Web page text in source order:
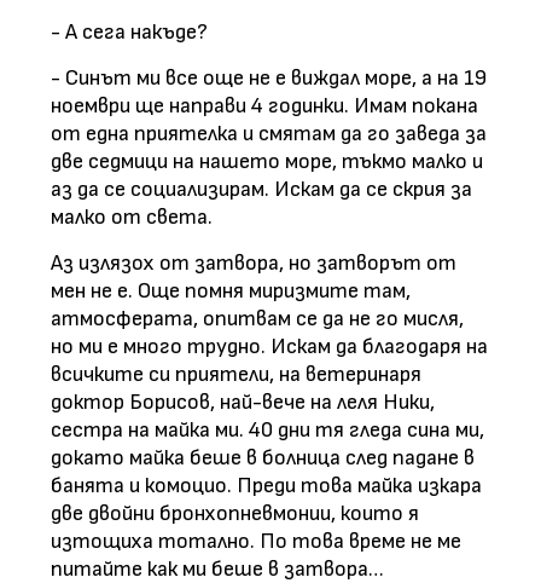
- А сега накъде?
- Синът ми все още не е виждал море, а на 19
ноември ще направи 4 годинки. Имам покана
от една приятелка и смятам да го заведа за
две седмици на нашето море, тъкмо малко и
аз да се социализирам. Искам да се скрия за
малко от света.
Аз излязох от затвора, но затворът от
мен не е. Още помня миризмите там,
атмосферата, опитвам се да не го мисля,
но ми е много трудно. Искам да благодаря на
всичките си приятели, на ветеринаря
доктор Борисов, най-вече на леля Ники,
сестра на майка ми. 40 дни тя гледа сина ми,
докато майка беше в болница след падане в
банята и комоцио. Преди това майка изкара
две двойни бронхопневмонии, които я
изтощиха тотално. По това време не ме
питайте как ми беше в затвора…